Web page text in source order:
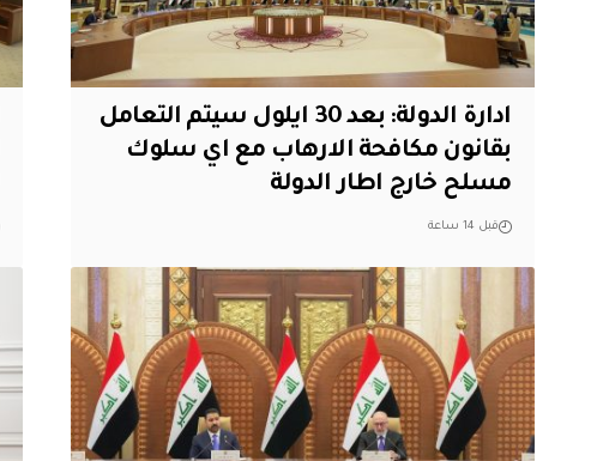
ادارة الدولة: بعد 30 ايلول سيتم التعامل
بقانون مكافحة الارهاب مع اي سلوك
مسلح خارج اطار الدولة
قبل 14 ساعة